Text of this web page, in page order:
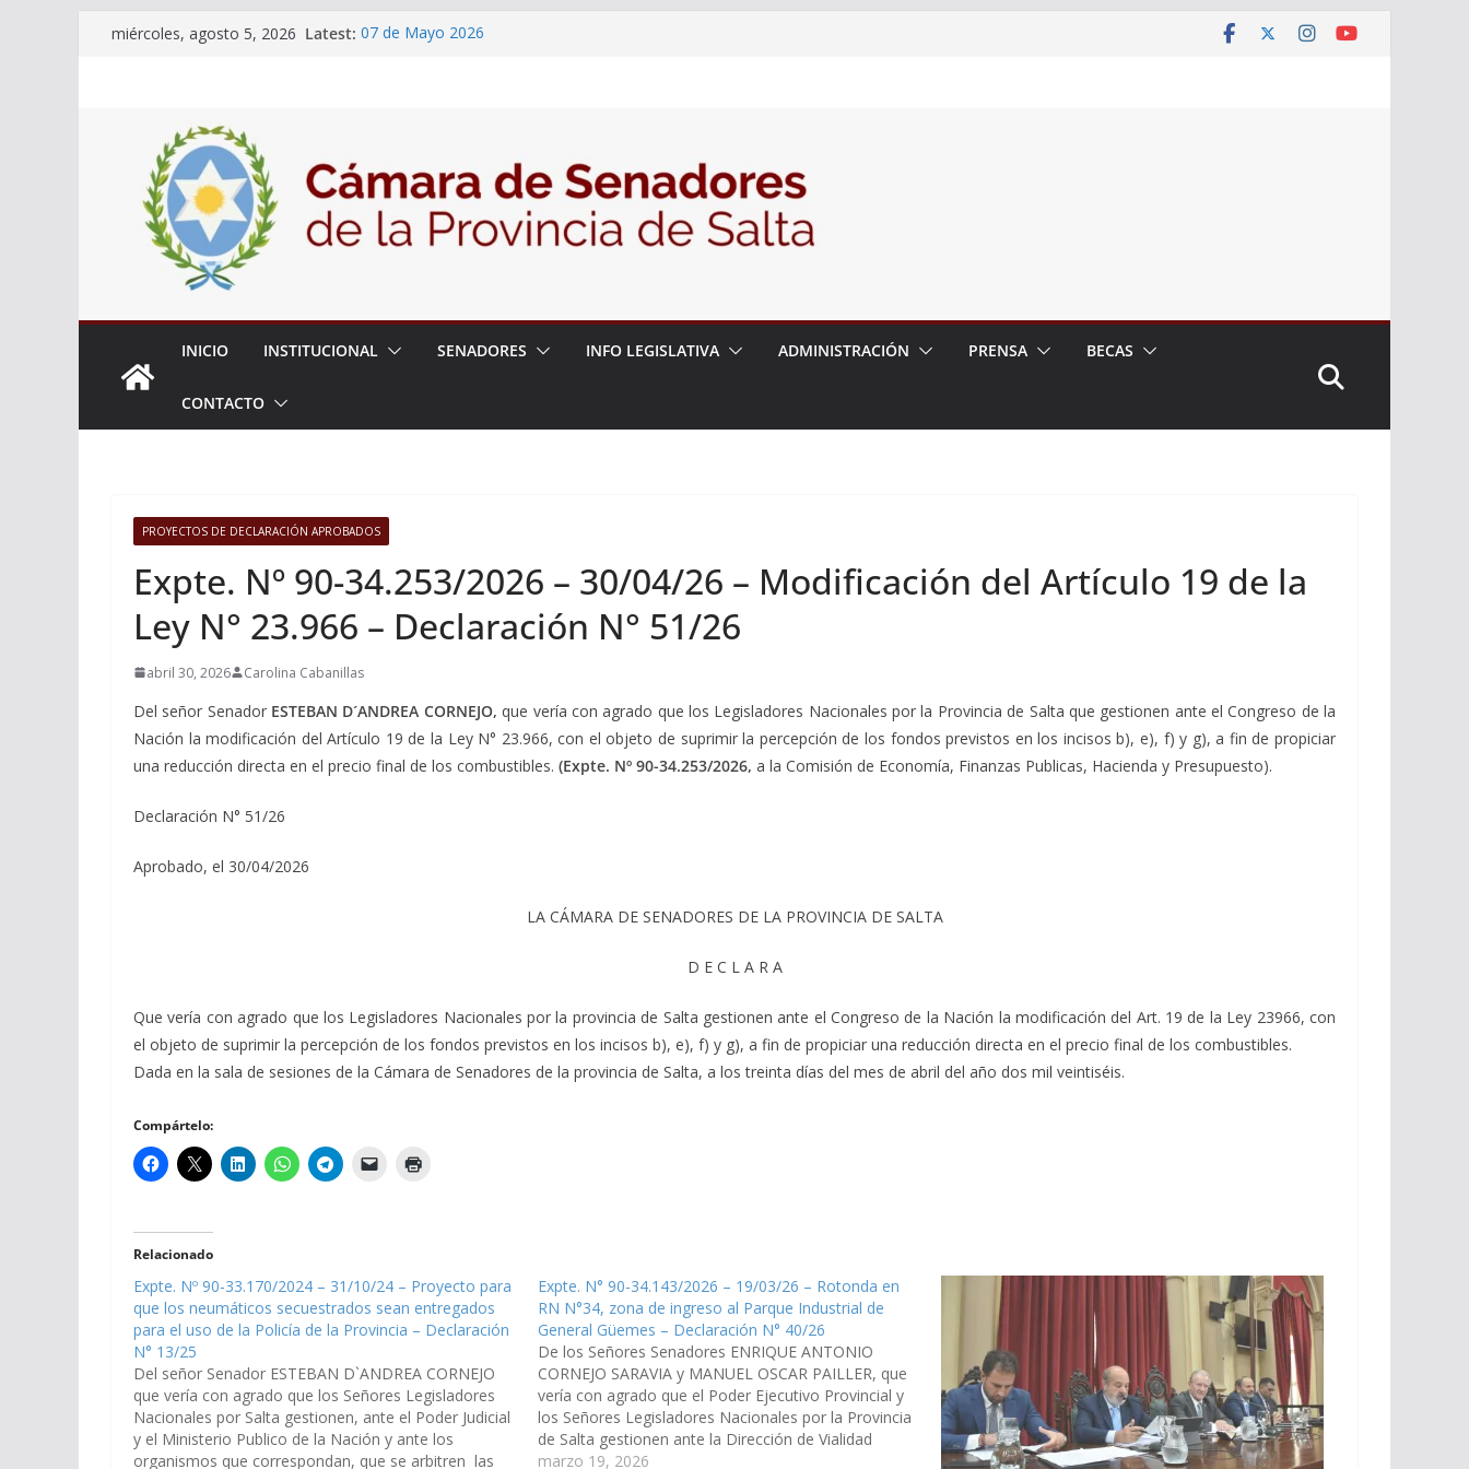
Skipmiércoles, agosto 5, 2026 Latest: 07 de Mayo 2026
INICIO INSTITUCIONAL SENADORES INFO LEGISLATIVA ADMINISTRACIÓN PRENSA BECAS
CONTACTO
PROYECTOS DE DECLARACIÓN APROBADOS
Expte. Nº 90-34.253/2026 – 30/04/26 – Modificación del Artículo 19 de la
Ley N° 23.966 – Declaración N° 51/26
abril 30, 2026 Carolina Cabanillas
Del señor Senador ESTEBAN D´ANDREA CORNEJO,que vería con agrado que los Legisladores Nacionales por la Provincia de Salta que gestionen ante el Congreso de la
Nación la modificación del Artículo 19 de la Ley N° 23.966, con el objeto de suprimir la percepción de los fondos previstos en los incisos b), e), f) y g), a fin de propiciar
una reducción directa en el precio final de los combustibles. (Expte. Nº 90-34.253/2026, a la Comisión de Economía, Finanzas Publicas, Hacienda y Presupuesto).
Declaración N° 51/26
Aprobado, el 30/04/2026
LA CÁMARA DE SENADORES DE LA PROVINCIA DE SALTA
D E C L A R A
Que vería con agrado que los Legisladores Nacionales por la provincia de Salta gestionen ante el Congreso de la Nación la modificación del Art. 19 de la Ley 23966, con
el objeto de suprimir la percepción de los fondos previstos en los incisos b), e), f) y g), a fin de propiciar una reducción directa en el precio final de los combustibles.
Dada en la sala de sesiones de la Cámara de Senadores de la provincia de Salta, a los treinta días del mes de abril del año dos mil veintiséis.
Compártelo:
Relacionado
Expte. Nº 90-33.170/2024 – 31/10/24 – Proyecto para
que los neumáticos secuestrados sean entregados
para el uso de la Policía de la Provincia – Declaración
N° 13/25
Del señor Senador ESTEBAN D`ANDREA CORNEJO
que vería con agrado que los Señores Legisladores
Nacionales por Salta gestionen, ante el Poder Judicial
y el Ministerio Publico de la Nación y ante los
organismos que correspondan, que se arbitren las
Expte. N° 90-34.143/2026 – 19/03/26 – Rotonda en
RN N°34, zona de ingreso al Parque Industrial de
General Güemes – Declaración N° 40/26
De los Señores Senadores ENRIQUE ANTONIO
CORNEJO SARAVIA y MANUEL OSCAR PAILLER, que
vería con agrado que el Poder Ejecutivo Provincial y
los Señores Legisladores Nacionales por la Provincia
de Salta gestionen ante la Dirección de Vialidad
(D.V.N.) y ante el Ministerio de Economia de la Nación
marzo 19, 2026